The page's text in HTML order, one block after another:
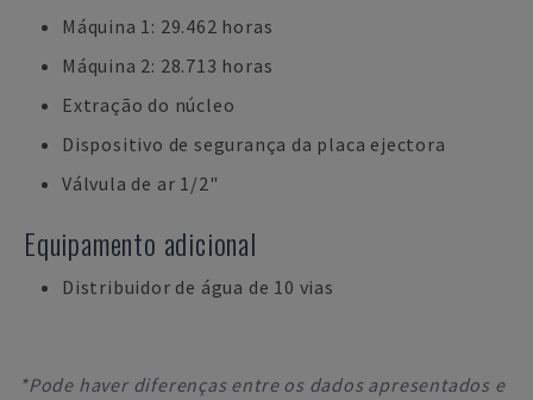
Máquina 1: 29.462 horas
Máquina 2: 28.713 horas
Extração do núcleo
Dispositivo de segurança da placa ejectora
Válvula de ar 1/2"
Equipamento adicional
Distribuidor de água de 10 vias
*Pode haver diferenças entre os dados apresentados e